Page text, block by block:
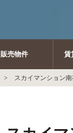
販売物件 賃
スカイマンション南